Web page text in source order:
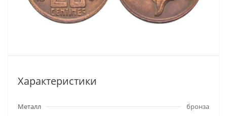
Характеристики
Металл
бронза